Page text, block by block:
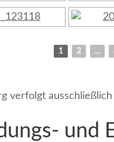
1 2 ...
verfolgt
und